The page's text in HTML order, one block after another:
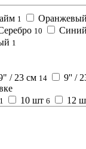
1 Оранжевый
10 Синий
1
/ 23 см 14 9'' /
1 10 шт 6 12